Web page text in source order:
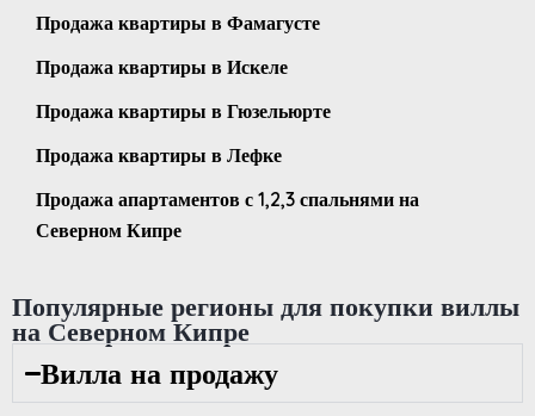
Продажа квартиры в Фамагусте
Продажа квартиры в Искеле
Продажа квартиры в Гюзельюрте
Продажа квартиры в Лефке
Продажа апартаментов с 1,2,3 спальнями на
Северном Кипре
Популярные регионы для покупки виллы
на Северном Кипре
Вилла на продажу